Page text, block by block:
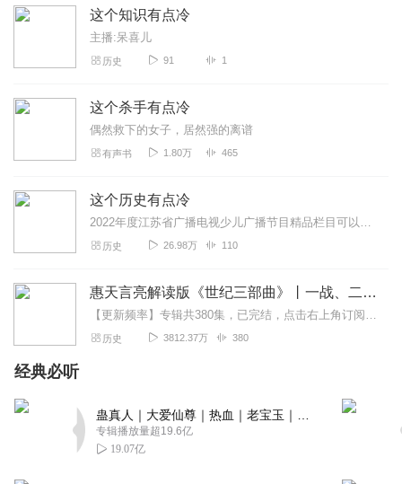
2023-07-12
镰暴
2023-10-09
这是一部很少有的全家都爱听的节目，轻松、简洁、实用、
通俗易懂，制作也很精良，谢谢演播者
2022-11-05
不给唐就捣蛋
一定要来听主播，太搞笑了
2023-11-26
随性_589
锲而舍之，朽木不折，锲而不舍，金石可镂。为爱发电，着
实不易，坚持不懈，必有所成。加油！
2020-05-19
这个知识有点冷
主播:呆喜儿
历史 91 1
这个杀手有点冷
偶然救下的女子，居然强的离谱
有声书 1.80万 465
这个历史有点冷
2022年度江苏省广播电视少儿广播节目精品栏目可以点开右下角或右上角的“三个圆点”，选择“跳过头尾”，设置：跳过片头21秒，跳过片尾18秒，即可纯享整个专辑无...
历史 26.98万 110
惠天言亮解读版《世纪三部曲》丨一战、二战、冷战
【更新频率】专辑共380集，已完结，点击右上角订阅按钮，VIP免费听！【社群福利】2024熊猫君听书社群全新升级，欢迎熊猫君的粉丝听友们入群交流，更多新鲜玩法和...
历史 3812.37万 380
经典必听
专辑播放量超19.6亿
19.07亿